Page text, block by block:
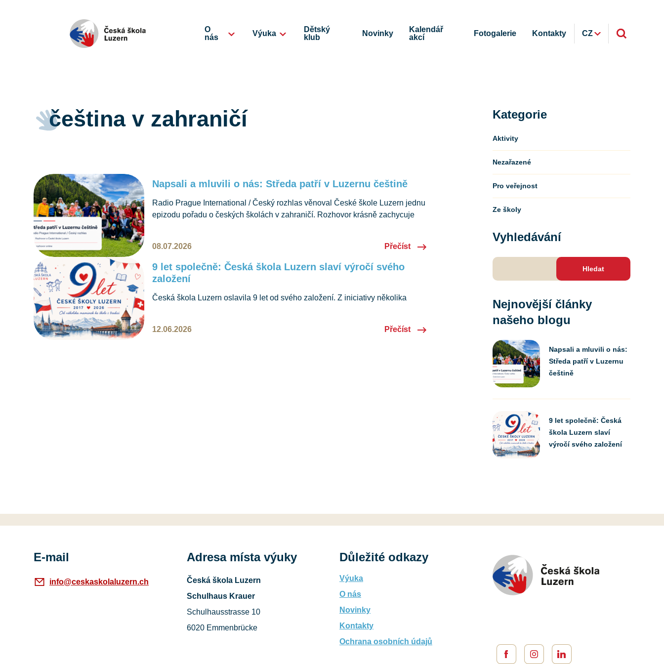
O
nás
Výuka
Dětský
klub
Novinky
Kalendář
akcí
Fotogalerie Kontakty CZ
čeština v zahraničí
Napsali a mluvili o nás: Středa patří v Luzernu češtině
Radio Prague International / Český rozhlas věnoval České škole Luzern jednu
epizodu pořadu o českých školách v zahraničí. Rozhovor krásně zachycuje
08.07.2026 Přečíst
9 let společně: Česká škola Luzern slaví výročí svého
založení
Česká škola Luzern oslavila 9 let od svého založení. Z iniciativy několika
12.06.2026
Přečíst
Kategorie
Aktivity
Nezařazené
Pro veřejnost
Ze školy
Vyhledávání
Nejnovější články
našeho blogu
Napsali a mluvili o nás:
Středa patří v Luzernu
češtině
9 let společně: Česká
škola Luzern slaví
výročí svého založení
E-mail
info@ceskaskolaluzern.ch
Adresa místa výuky
Česká škola Luzern
Schulhaus Krauer
Schulhausstrasse 10
6020 Emmenbrücke
Důležité odkazy
Výuka
O nás
Novinky
Kontakty
Ochrana osobních údajů